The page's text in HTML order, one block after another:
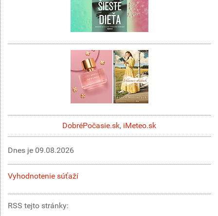
DobréPočasie.sk, iMeteo.sk
Dnes je 09.08.2026
Vyhodnotenie súťaží
RSS tejto stránky: